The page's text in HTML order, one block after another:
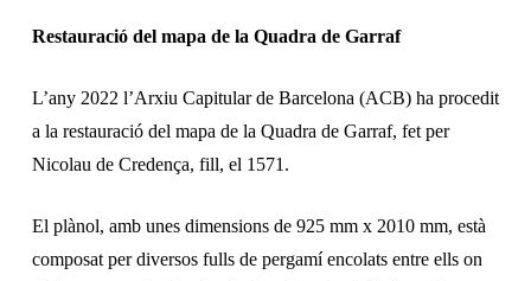
Restauració del mapa de la Quadra de Garraf
L’any 2022 l’Arxiu Capitular de Barcelona (ACB) ha procedit
a la restauració del mapa de la Quadra de Garraf, fet per
Nicolau de Credença, fill, el 1571.
El plànol, amb unes dimensions de 925 mm x 2010 mm, està
composat per diversos fulls de pergamí encolats entre ells on